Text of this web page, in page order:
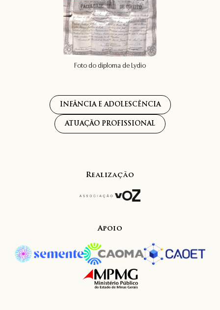
Foto do diploma de Lydio
INFÂNCIA E ADOLESCÊNCIA
ATUAÇÃO PROFISSIONAL
Realização
Apoio